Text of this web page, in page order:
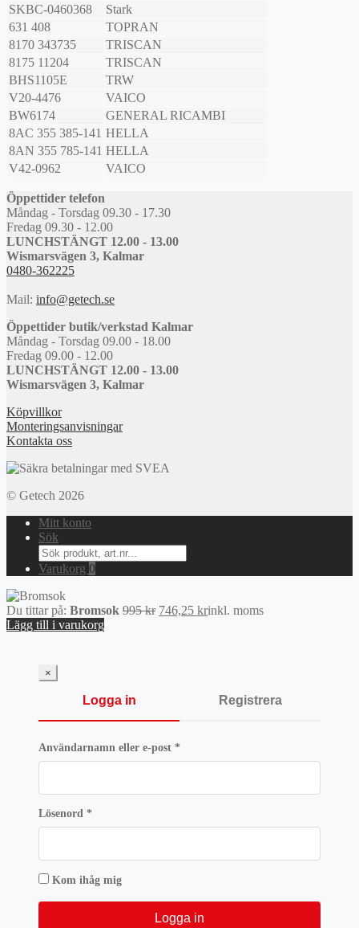
SKBC-0460368
Stark
631 408
TOPRAN
8170 343735
TRISCAN
8175 11204
TRISCAN
BHS1105E
TRW
V20-4476
VAICO
BW6174
GENERAL RICAMBI
8AC 355 385-141 HELLA
8AN 355 785-141 HELLA
V42-0962
VAICO
Öppettider telefon
Måndag - Torsdag 09.30 - 17.30
Fredag 09.30 - 12.00
LUNCHSTÄNGT 12.00 - 13.00
Wismarsvägen 3, Kalmar
0480-362225
Mail: info@getech.se
Öppettider butik/verkstad Kalmar
Måndag - Torsdag 09.00 - 18.00
Fredag 09.00 - 12.00
LUNCHSTÄNGT 12.00 - 13.00
Wismarsvägen 3, Kalmar
Köpvillkor
Monteringsanvisningar
Kontakta oss
© Getech 2026
Mitt konto
Sök
Search
for:
Varukorg 0
Du tittar på: Bromsok 995kr Det
746,25 krDet
inkl. moms
Lägg till i varukorg
×
Logga in Registrera
Användarnamn eller e-post *Obligatoriskt
Lösenord *Obligatoriskt
Kom ihåg mig
Logga in